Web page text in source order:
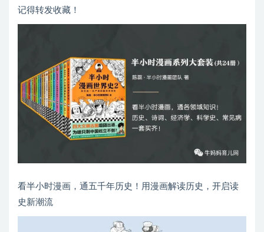
记得转发收藏！
看半小时漫画，通五千年历史！用漫画解读历史，开启读
史新潮流